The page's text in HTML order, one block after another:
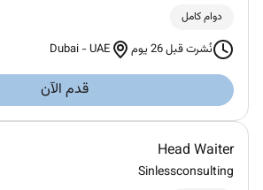
دوام كامل
نُشرت قبل 26 يوم Dubai -UAE
قدم الآن
Head Waiter
Sinlessconsulting